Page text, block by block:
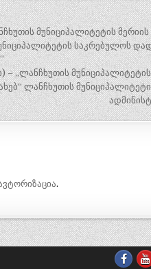
მუნიციპალიტეტის
საკრებულოს
„ლანჩხუთის მუნიციპალიტეტის
ლანჩხუთის
.